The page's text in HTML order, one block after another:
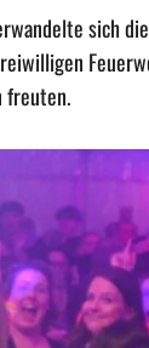
sich
freuten.